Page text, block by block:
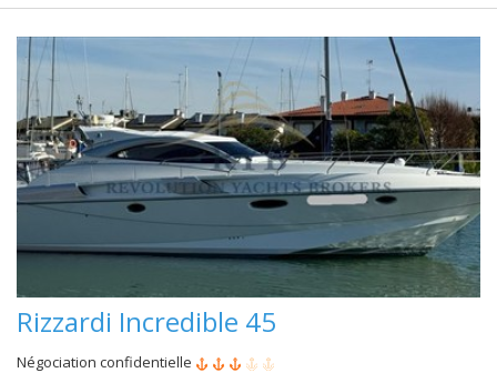
Rizzardi Incredible 45
Négociation confidentielle